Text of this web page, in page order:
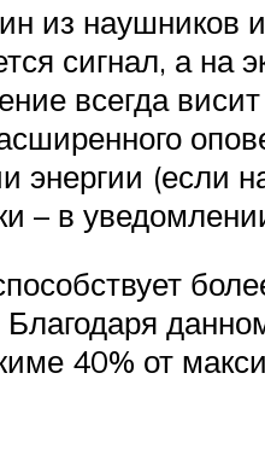
из наушников
сигнал, а на
всегда
энергии (если
– в
40% от